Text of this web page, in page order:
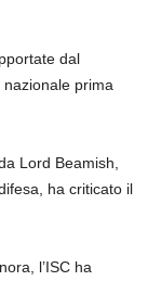
dal
prima
Lord Beamish,
ha criticato il
l’ISC ha